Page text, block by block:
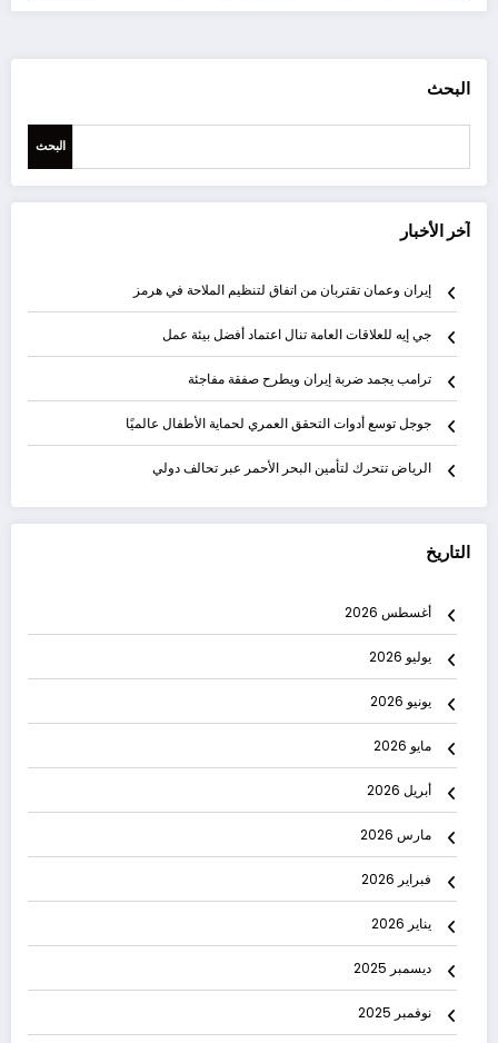
البحث
البحث
آخر الأخبار
إيران وعمان تقتربان من اتفاق لتنظيم الملاحة في هرمز
جي إيه للعلاقات العامة تنال اعتماد أفضل بيئة عمل
ترامب يجمد ضربة إيران ويطرح صفقة مفاجئة
جوجل توسع أدوات التحقق العمري لحماية الأطفال عالميًا
الرياض تتحرك لتأمين البحر الأحمر عبر تحالف دولي
التاريخ
أغسطس 2026
يوليو 2026
يونيو 2026
مايو 2026
أبريل 2026
مارس 2026
فبراير 2026
يناير 2026
ديسمبر 2025
نوفمبر 2025